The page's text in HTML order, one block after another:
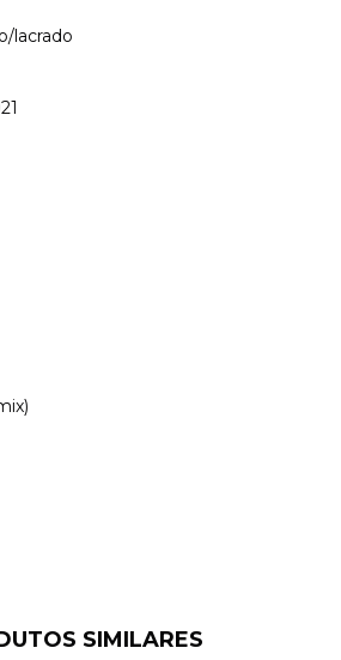
lacrado
SIMILARES